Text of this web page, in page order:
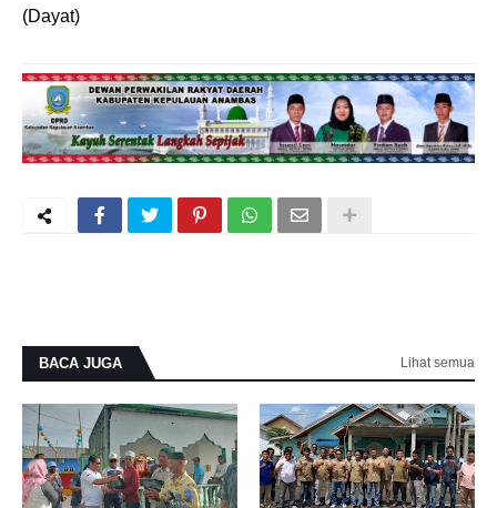
(Dayat)
BACA JUGA Lihat semua